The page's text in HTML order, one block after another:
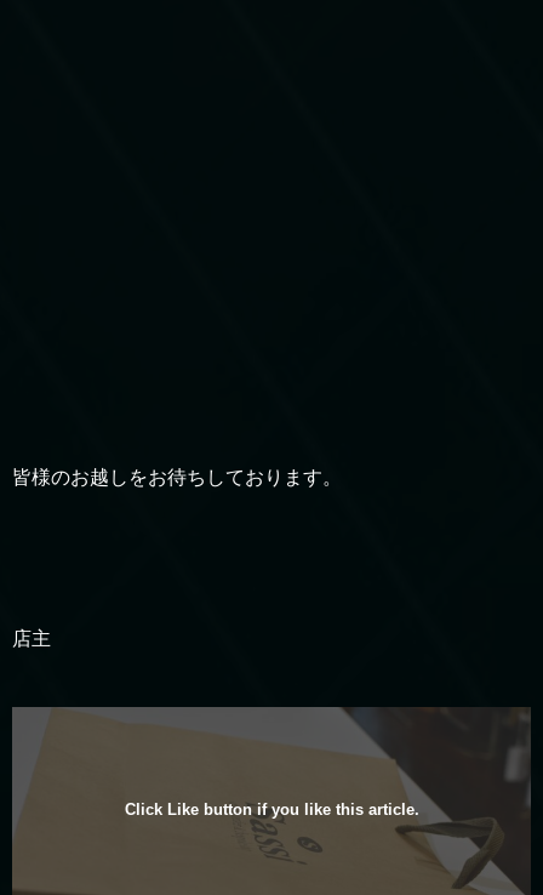
皆様のお越しをお待ちしております。
店主
Click Like button if you like this article.